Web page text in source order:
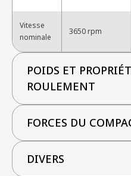
Vitesse
nominale
3650 rpm
POIDS ET
ROULEMENT
FORCES DU
DIVERS